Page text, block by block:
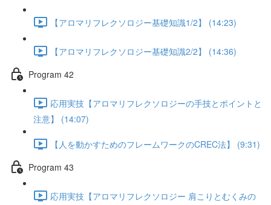
【アロマリフレクソロジー基礎知識1/2】 (14:23)
【アロマリフレクソロジー基礎知識2/2】 (14:36)
Program 42
応用実技【アロマリフレクソロジーの手技とポイントと
注意】 (14:07)
【人を動かすためのフレームワークのCREC法】 (9:31)
Program 43
応用実技【アロマリフレクソロジー 肩こりとむくみの